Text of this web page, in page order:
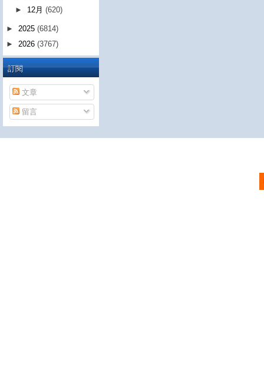
► 12月(620)
► 2025 (6814)
► 2026 (3767)
訂閱
文章
留言